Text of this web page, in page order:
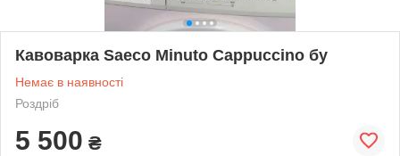
Кавоварка Saeco Minuto Cappuccino бу
Немає в наявності
Роздріб
5 500 ₴